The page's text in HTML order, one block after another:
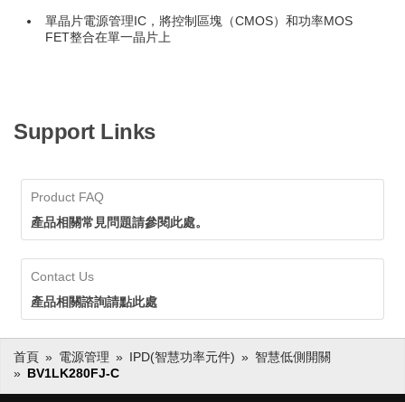
單晶片電源管理IC，將控制區塊（CMOS）和功率MOS
FET整合在單一晶片上
Support Links
Product FAQ
產品相關常見問題請參閱此處。
Contact Us
產品相關諮詢請點此處
首頁 電源管理 IPD(智慧功率元件)
智慧低側開關
BV1LK280FJ-C